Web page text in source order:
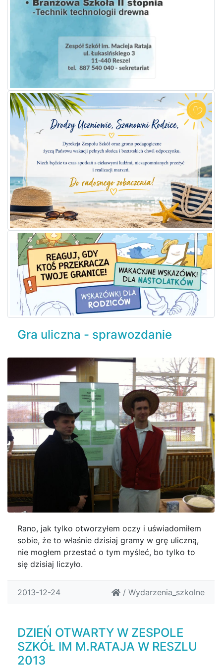
Gra uliczna - sprawozdanie
Rano, jak tylko otworzyłem oczy i uświadomiłem
sobie, że to właśnie dzisiaj gramy w grę uliczną,
nie mogłem przestać o tym myśleć, bo tylko to
się dzisiaj liczyło.
2013-12-24 / Wydarzenia_szkolne
DZIEŃ OTWARTY W ZESPOLE
SZKÓŁ IM M.RATAJA W RESZLU
2013